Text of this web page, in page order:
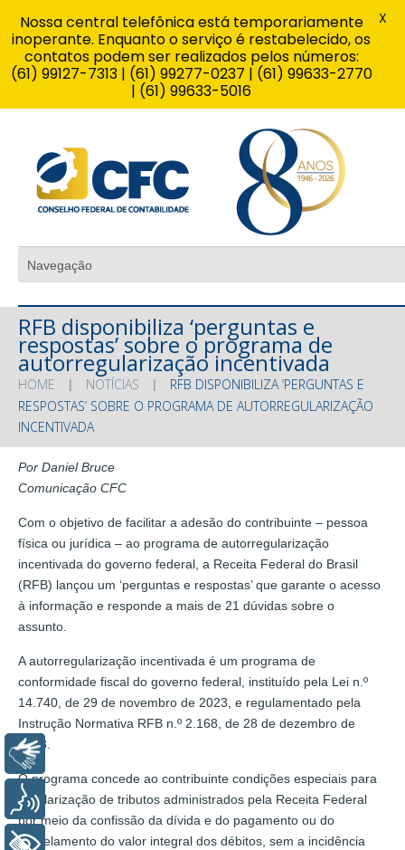
RFB disponibiliza ‘perguntas e
respostas’ sobre o programa de
autorregularização incentivada
HOME NOTÍCIAS
RFB DISPONIBILIZA ‘PERGUNTAS E
RESPOSTAS’ SOBRE O PROGRAMA DE AUTORREGULARIZAÇÃO
INCENTIVADA
Por Daniel Bruce
Comunicação CFC
Com o objetivo de facilitar a adesão do contribuinte – pessoa
física ou jurídica – ao programa de autorregularização
incentivada do governo federal, a Receita Federal do Brasil
(RFB) lançou um ‘perguntas e respostas’ que garante o acesso
à informação e responde a mais de 21 dúvidas sobre o
assunto.
A autorregularização incentivada é um programa de
conformidade fiscal do governo federal, instituído pela Lei n.º
14.740, de 29 de novembro de 2023, e regulamentado pela
Instrução Normativa RFB n.º 2.168, de 28 de dezembro de
2023.
O programa concede ao contribuinte condições especiais para
regularização de tributos administrados pela Receita Federal
por meio da confissão da dívida e do pagamento ou do
parcelamento do valor integral dos débitos, sem a incidência
Nossa central telefônica está temporariamente
inoperante. Enquanto o serviço é restabelecido, os
contatos podem ser realizados pelos números:
(61) 99127-7313 | (61) 99277-0237 | (61) 99633-2770
| (61) 99633-5016
X
Voz
+ Acessibilidade